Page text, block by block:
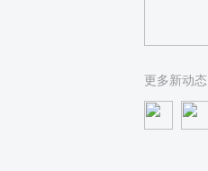
更多新动态